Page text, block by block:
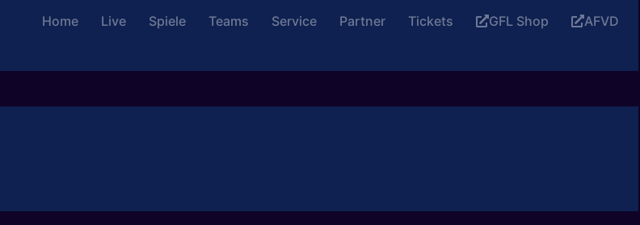
Home Live Spiele Teams Service Partner Tickets GFL Shop AFVD